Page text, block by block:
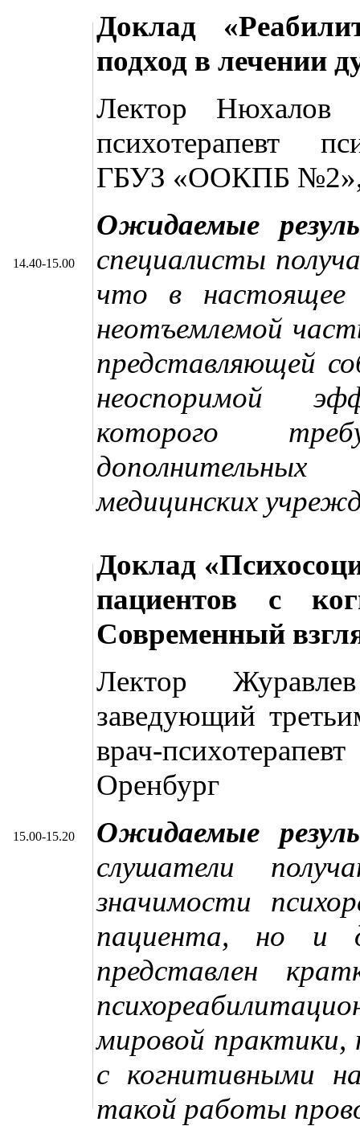
14.40-15.00
Доклад
подход в лечении
Лектор Нюхалов
психотерапевт
ГБУЗ «ООКПБ №2»,
Ожидаемые
специалисты
что в настоящее
неотъемлемой
представляющей
неоспоримой
которого
медицинских
15.00-15.20
Доклад
пациентов с
Современный
Лектор
заведующий
врач-
Оренбург
Ожидаемые
слушатели
значимости
пациента, но и
представлен
мировой практики,
с когнитивными
такой работы